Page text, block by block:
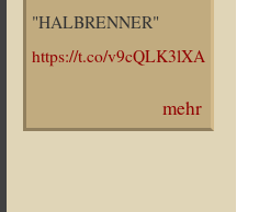
"HALBRENNER"
https://t.co/v9cQLK3lXA
mehr